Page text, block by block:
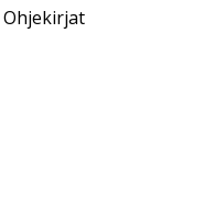
Ohjekirjat